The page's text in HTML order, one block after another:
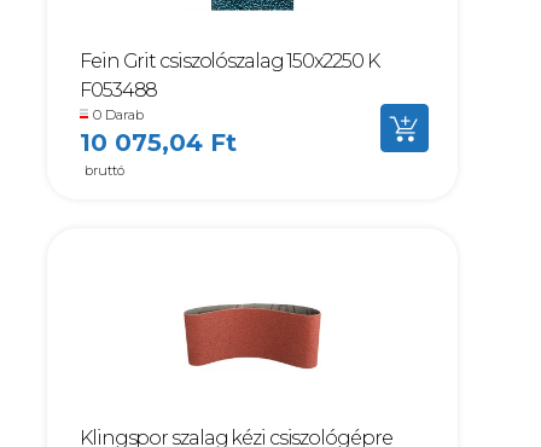
Fein Grit csiszolószalag 150x2250 K
F053488
0 Darab
10 075,04 Ft
bruttó
Klingspor szalag kézi csiszológépre